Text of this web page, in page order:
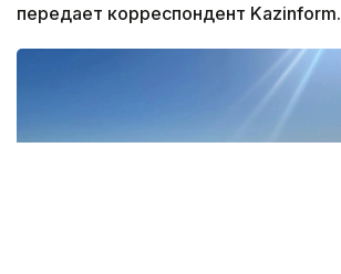
передает корреспондент Kazinform.